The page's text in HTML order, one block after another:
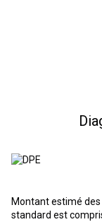
promenades, et à
stationnement au
Pour organiser une
Les informations
Montant estimé
standard est